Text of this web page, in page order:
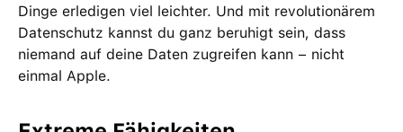
Dinge erle­digen viel leichter. Und mit revolutio­närem
Daten­schutz kannst du ganz beruhigt sein, dass
niemand auf deine Daten zu­greifen kann − nicht
einmal Apple.